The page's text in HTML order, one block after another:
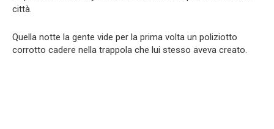
città.
Quella notte la gente vide per la prima volta un poliziotto
corrotto cadere nella trappola che lui stesso aveva creato.